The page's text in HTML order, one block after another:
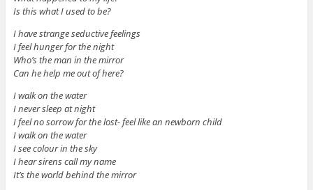
Is this what I used to be?
I have strange seductive feelings
I feel hunger for the night
Who’s the man in the mirror
Can he help me out of here?
I walk on the water
I never sleep at night
I feel no sorrow for the lost- feel like an newborn child
I walk on the water
I see colour in the sky
I hear sirens call my name
It’s the world behind the mirror